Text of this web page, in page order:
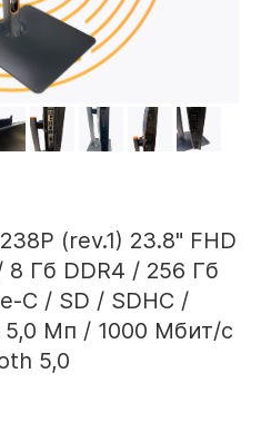
(rev.1) 23.8" FHD
8 Гб DDR4 / 256 Гб
C / SD / SDHC /
5,0 Мп / 1000 Мбит/с
5,0